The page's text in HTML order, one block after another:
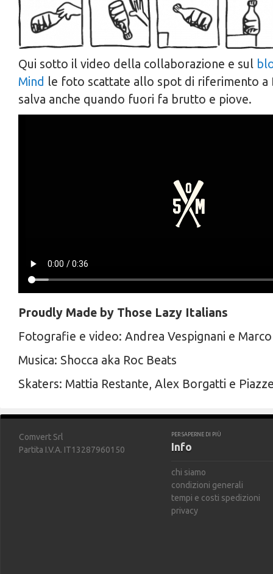
Qui sotto il video della collaborazione e sul
Mind le foto scattate allo spot di riferimento a
salva anche quando fuori fa brutto e piove.
Proudly Made by Those Lazy Italians
Fotografie e video: Andrea Vespignani e
Musica: Shocca aka Roc Beats
Skaters: Mattia Restante, Alex Borgatti e
Comvert Srl
Partita I.V.A. IT13287960150
PER SAPERNE DI PIÙ
Info
chi siamo
condizioni generali
tempi e costi spedizioni
privacy